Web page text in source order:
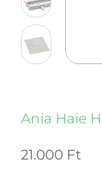
Ania Haie
21.000 Ft